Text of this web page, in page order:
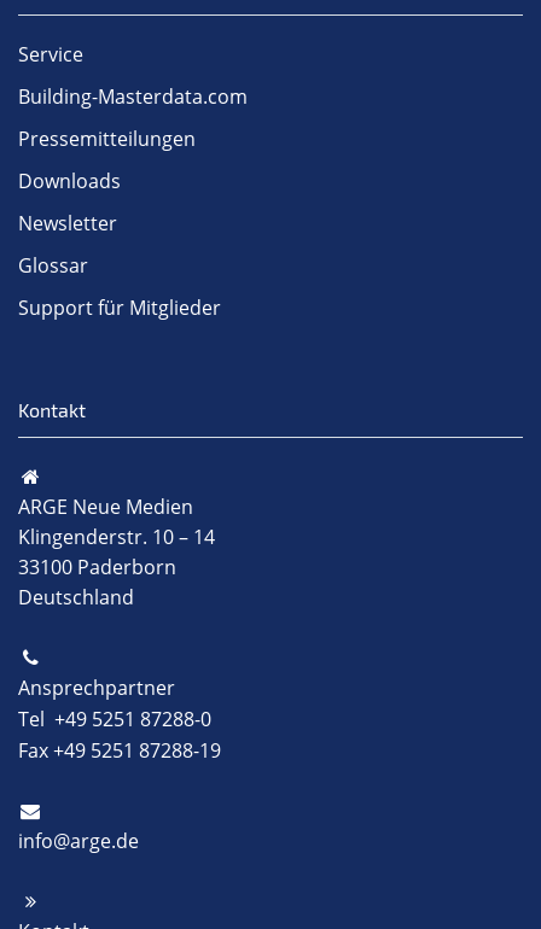
Service
Building-Masterdata.com
Pressemitteilungen
Downloads
Newsletter
Glossar
Support für Mitglieder
Kontakt
ARGE Neue Medien
Klingenderstr. 10 – 14
33100 Paderborn
Deutschland
Ansprechpartner
Tel +49 5251 87288-0
Fax +49 5251 87288-19
info@arge.de